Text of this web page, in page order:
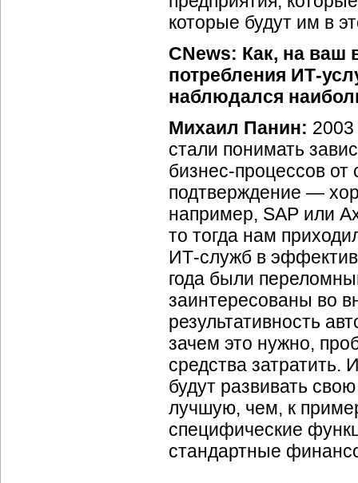
которые будут им в
CNews: Как, на ваш
потребления ИТ-
наблюдался
Михаил Панин: 2003
стали понимать
бизнес-процессов от
подтверждение —
например, SAP или
то тогда нам
ИТ-служб в
года были
заинтересованы во
результативность
зачем это нужно,
средства
будут развивать
лучшую, чем, к
специфические
стандартные